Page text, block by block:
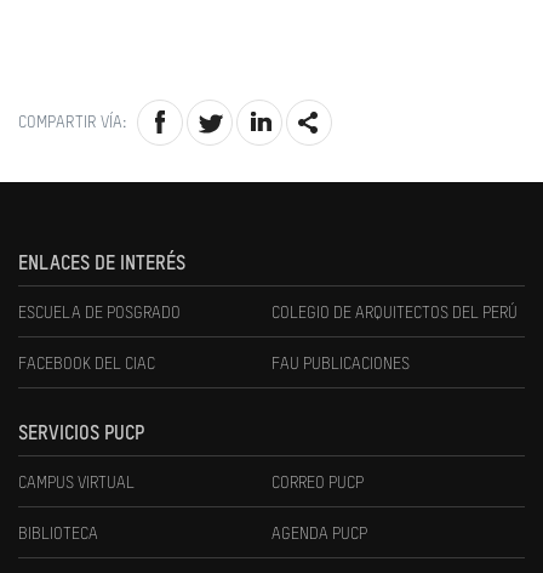
COMPARTIR VÍA:
ENLACES DE INTERÉS
ESCUELA DE POSGRADO COLEGIO DE ARQUITECTOS DEL PERÚ
FACEBOOK DEL CIAC FAU PUBLICACIONES
SERVICIOS PUCP
CAMPUS VIRTUAL CORREO PUCP
BIBLIOTECA AGENDA PUCP